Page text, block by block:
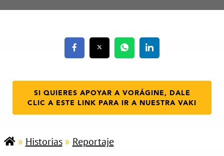
SI QUIERES APOYAR A VORÁGINE, DALE
CLIC A ESTE LINK PARA IR A NUESTRA VAKI
» Historias» Reportaje